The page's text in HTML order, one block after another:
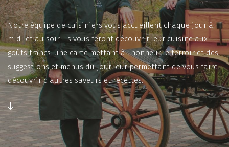
Notre équipe de cuisiniers vous accueillent chaque jour à
midi et au soir. Ils vous feront découvrir leur cuisine aux
goûts francs: une carte mettant à l'honneur le terroir et des
suggestions et menus du jour leur permettant de vous faire
découvrir d'autres saveurs et recettes.